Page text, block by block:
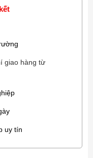
giao hàng từ
uy tín